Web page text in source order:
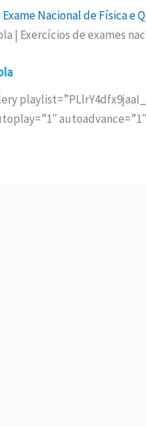
Nacional de Física e
| Exercícios de exames